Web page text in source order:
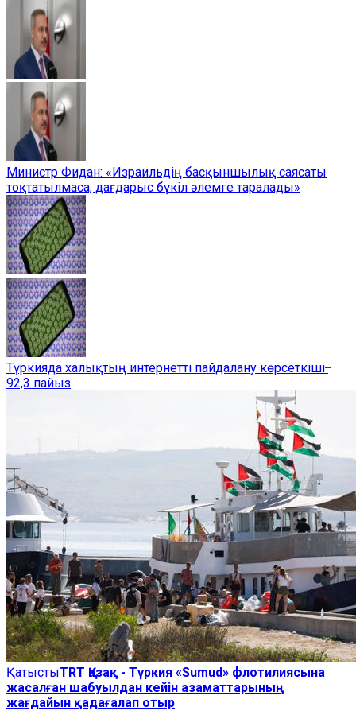
Министр Фидан: «Израильдің басқыншылық саясаты
тоқтатылмаса, дағдарыс бүкіл әлемге таралады»
Түркияда халықтың интернетті пайдалану көрсеткіші ̶
92,3 пайыз
ҚатыстыTRT Қазақ - Түркия «Sumud» флотилиясына
жасалған шабуылдан кейін азаматтарының
жағдайын қадағалап отыр